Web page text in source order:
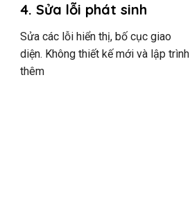
4. Sửa lỗi phát sinh
Sửa các lỗi hiển thị, bố cục giao
diện. Không thiết kế mới và lập trình
thêm